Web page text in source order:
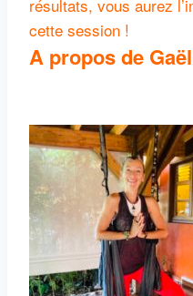
résultats, vous aurez
cette session !
A propos de